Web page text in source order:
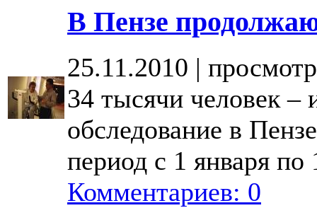
В Пензе
25.11.2010 |
34 тысячи человек
обследование в
период с 1 января по
Комментариев: 0